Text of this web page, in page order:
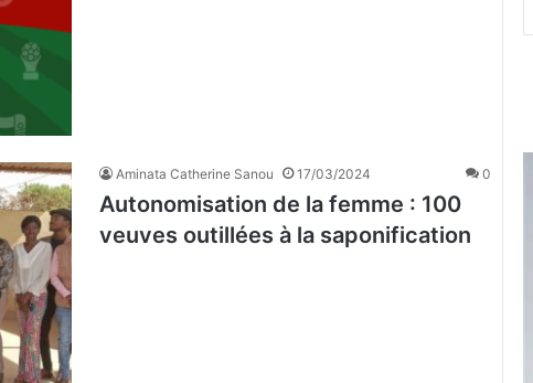
Aminata Catherine Sanou 17/03/2024 0
Autonomisation de la femme : 100
veuves outillées à la saponification